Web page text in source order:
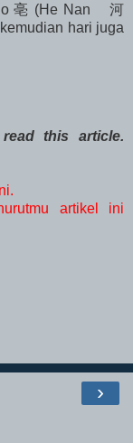
亳 (He Nan 河
hari juga
this article.
artikel ini
›